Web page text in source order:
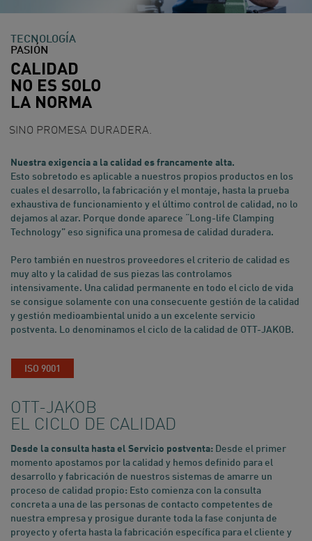
TECNOLOGÍA
PASIÓN
CALIDAD
NO ES SOLO
LA NORMA
SINO PROMESA DURADERA.
Nuestra exigencia a la calidad es francamente alta.
Esto sobretodo es aplicable a nuestros propios productos en los
cuales el desarrollo, la fabricación y el montaje, hasta la prueba
exhaustiva de funcionamiento y el último control de calidad, no lo
dejamos al azar. Porque donde aparece “Long-life Clamping
Technology” eso significa una promesa de calidad duradera.
Pero también en nuestros proveedores el criterio de calidad es
muy alto y la calidad de sus piezas las controlamos
intensivamente. Una calidad permanente en todo el ciclo de vida
se consigue solamente con una consecuente gestión de la calidad
y gestión medioambiental unido a un excelente servicio
postventa. Lo denominamos el ciclo de la calidad de OTT-JAKOB.
ISO 9001
OTT-JAKOB
EL CICLO DE CALIDAD
Desde la consulta hasta el Servicio postventa: Desde el primer
momento apostamos por la calidad y hemos definido para el
desarrollo y fabricación de nuestros sistemas de amarre un
proceso de calidad propio: Esto comienza con la consulta
concreta a una de las personas de contacto competentes de
nuestra empresa y prosigue durante toda la fase conjunta de
proyecto y oferta hasta la fabricación específica para el cliente y